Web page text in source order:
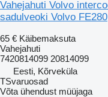
Vahejahuti Volvo
sadulveoki Volvo FE280
65 € Käibemaksuta
Vahejahuti
7420814099 20814099
Eesti, Kõrveküla
TSvaruosad
Võta ühendust müüjaga